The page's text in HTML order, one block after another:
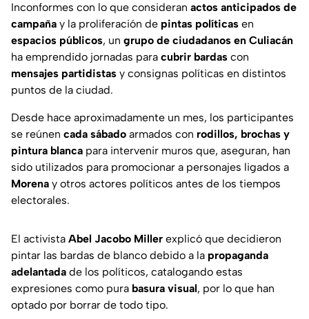
Inconformes con lo que consideran actos anticipados de
campaña y la proliferación de pintas políticas en
espacios públicos, un grupo de ciudadanos en Culiacán
ha emprendido jornadas para cubrir bardas con
mensajes partidistas y consignas políticas en distintos
puntos de la ciudad.
Desde hace aproximadamente un mes, los participantes
se reúnen cada sábado armados con rodillos, brochas y
pintura blanca para intervenir muros que, aseguran, han
sido utilizados para promocionar a personajes ligados a
Morena y otros actores políticos antes de los tiempos
electorales.
El activista Abel Jacobo Miller explicó que decidieron
pintar las bardas de blanco debido a la propaganda
adelantada de los políticos, catalogando estas
expresiones como pura basura visual, por lo que han
optado por borrar de todo tipo.